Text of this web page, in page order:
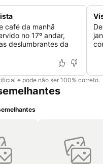
café da manhã
no 17º andar,
deslumbrantes da
e pode não ser 100% correto.